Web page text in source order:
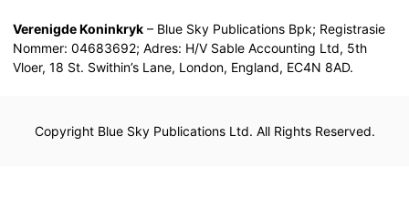
Verenigde Koninkryk – Blue Sky Publications Bpk; Registrasie
Nommer: 04683692; Adres: H/V Sable Accounting Ltd, 5th
Vloer, 18 St. Swithin’s Lane, London, England, EC4N 8AD.
Copyright Blue Sky Publications Ltd. All Rights Reserved.